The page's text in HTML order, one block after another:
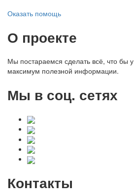
Оказать помощь
О проекте
Мы постараемся сделать всё, что бы
максимум полезной информации.
Мы в соц. сетях
Контакты